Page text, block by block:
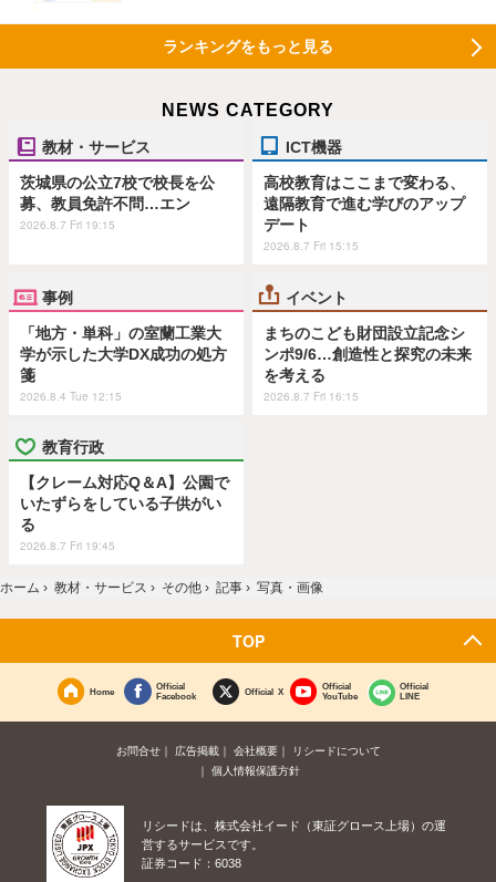
ランキングをもっと見る
NEWS CATEGORY
教材・サービス
茨城県の公立7校で校長を公
募、教員免許不問…エン
2026.8.7 Fri 19:15
ICT機器
高校教育はここまで変わる、
遠隔教育で進む学びのアップ
デート
2026.8.7 Fri 15:15
事例
「地方・単科」の室蘭工業大
学が示した大学DX成功の処方
箋
2026.8.4 Tue 12:15
イベント
まちのこども財団設立記念シ
ンポ9/6…創造性と探究の未来
を考える
2026.8.7 Fri 16:15
教育行政
【クレーム対応Q＆A】公園で
いたずらをしている子供がい
る
2026.8.7 Fri 19:45
ホーム › 教材・サービス › その他 › 記事 › 写真・画像
TOP
Home
Official
Facebook
Official X
Official
YouTube
Official
LINE
お問合せ 広告掲載 会社概要
リシードについて
個人情報保護方針
リシードは、株式会社イード（東証グロース上場）の運
営するサービスです。
証券コード：6038